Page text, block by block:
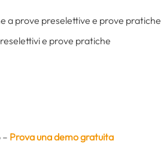
a prove preselettive e prove pratiche
e prove pratiche
Prova una demo gratuita